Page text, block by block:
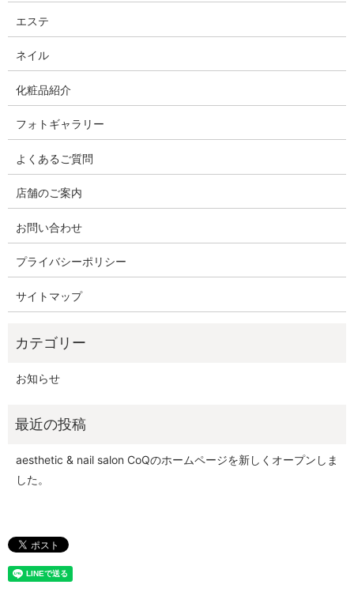
エステ
ネイル
化粧品紹介
フォトギャラリー
よくあるご質問
店舗のご案内
お問い合わせ
プライバシーポリシー
サイトマップ
お知らせ
aesthetic & nail salon CoQのホームページを新しくオープンしま
した。